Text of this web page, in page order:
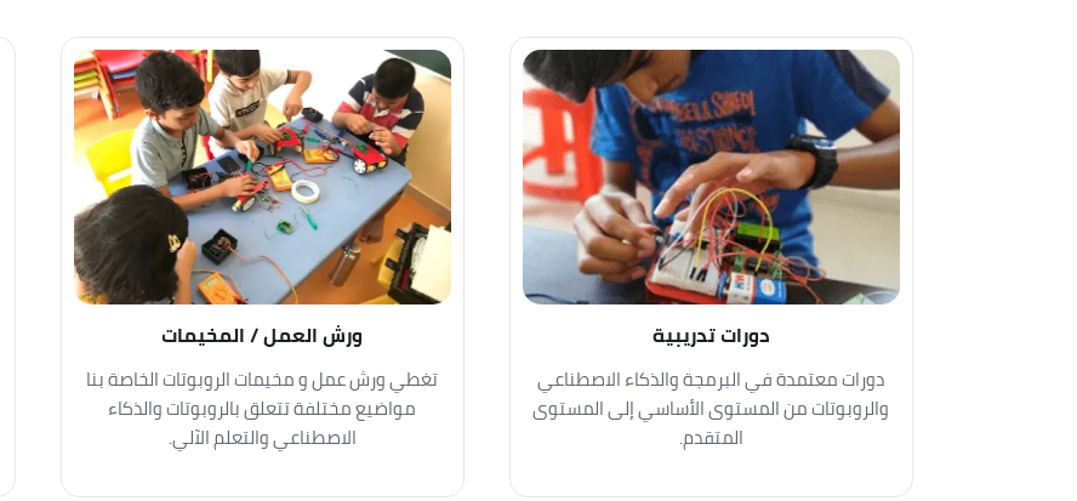
دورات تدريبية
دورات معتمدة في البرمجة والذكاء الاصطناعي
والروبوتات من المستوى الأساسي إلى المستوى
المتقدم.
ورش العمل / المخيمات
تغطي ورش عمل و مخيمات الروبوتات الخاصة بنا
مواضيع مختلفة تتعلق بالروبوتات والذكاء
الاصطناعي والتعلم الآلي.